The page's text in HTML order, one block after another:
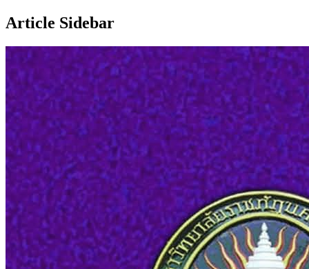
Article Sidebar